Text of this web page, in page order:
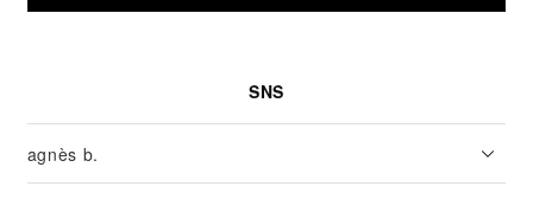
SNS
agnès b.